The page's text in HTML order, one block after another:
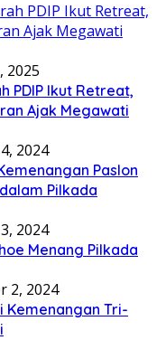
2025
PDIP Ikut Retreat,
Ajak Megawati
2024
Paslon
Pilkada
2024
Menang Pilkada
2, 2024
Kemenangan Tri-